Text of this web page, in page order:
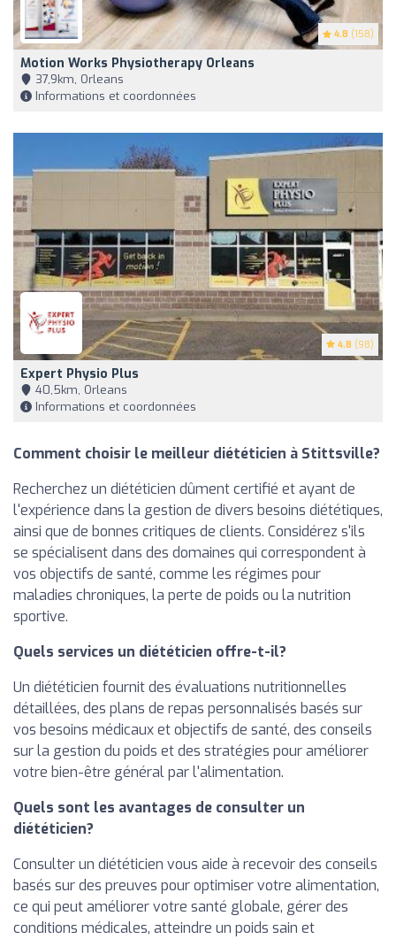
4.8 (158)
Motion Works Physiotherapy Orleans
37,9km, Orleans
Informations et coordonnées
4.8 (98)
Expert Physio Plus
40,5km, Orleans
Informations et coordonnées
Comment choisir le meilleur diététicien à Stittsville?
Recherchez un diététicien dûment certifié et ayant de
l'expérience dans la gestion de divers besoins diététiques,
ainsi que de bonnes critiques de clients. Considérez s'ils
se spécialisent dans des domaines qui correspondent à
vos objectifs de santé, comme les régimes pour
maladies chroniques, la perte de poids ou la nutrition
sportive.
Quels services un diététicien offre-t-il?
Un diététicien fournit des évaluations nutritionnelles
détaillées, des plans de repas personnalisés basés sur
vos besoins médicaux et objectifs de santé, des conseils
sur la gestion du poids et des stratégies pour améliorer
votre bien-être général par l'alimentation.
Quels sont les avantages de consulter un
diététicien?
Consulter un diététicien vous aide à recevoir des conseils
basés sur des preuves pour optimiser votre alimentation,
ce qui peut améliorer votre santé globale, gérer des
conditions médicales, atteindre un poids sain et